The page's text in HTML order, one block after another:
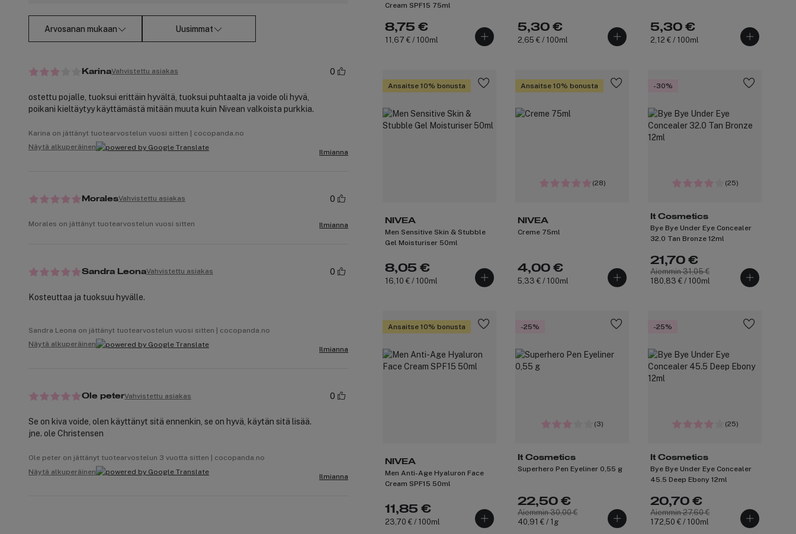
Cream SPF15 75ml
8,75 €
11,67 € / 100ml
5,30 €
2,65 € / 100ml
5,30 €
2,12 € / 100ml
Ansaitse 10% bonusta
NIVEA
Men Sensitive Skin & Stubble
Gel Moisturiser 50ml
8,05 €
16,10 € / 100ml
Ansaitse 10% bonusta
(28)
NIVEA
Creme 75ml
4,00 €
5,33 € / 100ml
-30%
(25)
It Cosmetics
Bye Bye Under Eye Concealer
32.0 Tan Bronze 12ml
21,70 €
Aiemmin 31,05 €
180,83 € / 100ml
Ansaitse 10% bonusta
NIVEA
Men Anti-Age Hyaluron Face
Cream SPF15 50ml
11,85 €
23,70 € / 100ml
-25%
(3)
It Cosmetics
Superhero Pen Eyeliner 0,55 g
22,50 €
Aiemmin 30,00 €
40,91 € / 1g
-25%
(25)
It Cosmetics
Bye Bye Under Eye Concealer
45.5 Deep Ebony 12ml
20,70 €
Aiemmin 27,60 €
172,50 € / 100ml
Arvosanan mukaan Uusimmat
KarinaVahvistettu asiakas 0
ostettu pojalle, tuoksui erittäin hyvältä, tuoksui puhtaalta ja voide oli hyvä,
poikani kieltäytyy käyttämästä mitään muuta kuin Nivean valkoista purkkia.
Karina on jättänyt tuotearvostelun vuosi sitten | cocopanda.no
Näytä alkuperäinen
Ilmianna
MoralesVahvistettu asiakas 0
Morales on jättänyt tuotearvostelun vuosi sitten Ilmianna
Sandra LeonaVahvistettu asiakas 0
Kosteuttaa ja tuoksuu hyvälle.
Sandra Leona on jättänyt tuotearvostelun vuosi sitten | cocopanda.no
Näytä alkuperäinen
Ilmianna
Ole peterVahvistettu asiakas 0
Se on kiva voide, olen käyttänyt sitä ennenkin, se on hyvä, käytän sitä lisää.
jne. ole Christensen
Ole peter on jättänyt tuotearvostelun 3 vuotta sitten | cocopanda.no
Näytä alkuperäinen
Ilmianna